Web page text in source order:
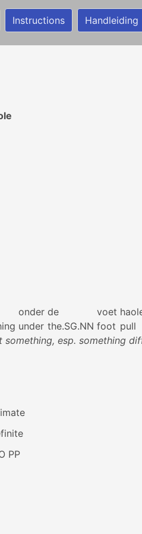
Instructions Handleiding
onder
under
de
the.SG.NN
voet
foot pull
something, esp. something
PP